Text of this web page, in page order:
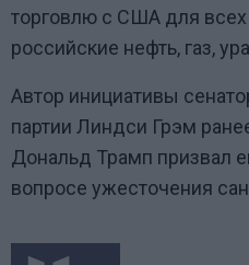
торговлю с США для всех
российские нефть, газ,
Автор инициативы
партии Линдси Грэм
Дональд Трамп призвал
вопросе ужесточения